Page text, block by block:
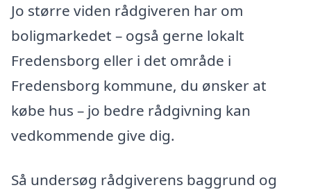
Jo større viden rådgiveren har om
boligmarkedet – også gerne lokalt
Fredensborg eller i det område i
Fredensborg kommune, du ønsker at
købe hus – jo bedre rådgivning kan
vedkommende give dig.
Så undersøg rådgiverens baggrund og